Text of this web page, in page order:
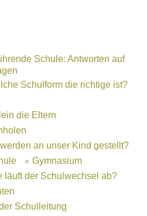
Schule: Antworten auf
Schulform die richtige ist?
die Eltern
an unser Kind gestellt?
Gymnasium
läuft der Schulwechsel ab?
Schulleitung